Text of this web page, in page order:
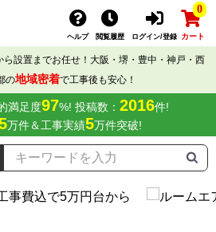
ヘルプ 閲覧履歴 ログイン/登録
0
カート
設置までお任せ！大阪・堺・豊中・神戸・西
の地域密着で工事後も安心！
満足度97%! 投稿数： 2016件!
万件＆工事実績5万件突破!